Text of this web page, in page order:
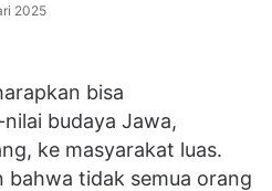
2025
bisa
budaya Jawa,
ke masyarakat luas.
bahwa tidak semua orang